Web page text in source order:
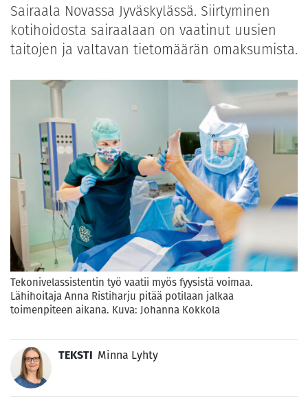
Sairaala Novassa Jyväskylässä. Siirtyminen
kotihoidosta sairaalaan on vaatinut uusien
taitojen ja valtavan tietomäärän omaksumista.
Tekonivelassistentin työ vaatii myös fyysistä voimaa.
Lähihoitaja Anna Ristiharju pitää potilaan jalkaa
toimenpiteen aikana. Kuva: Johanna Kokkola
TEKSTI Minna Lyhty